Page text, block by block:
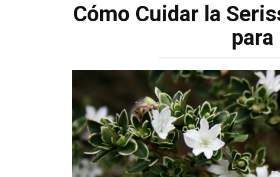
Cómo Cuidar la
para